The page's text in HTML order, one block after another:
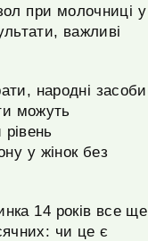
при молочниці у
важливі
народні засоби
можуть
у жінок без
14 років все ще
чи це є